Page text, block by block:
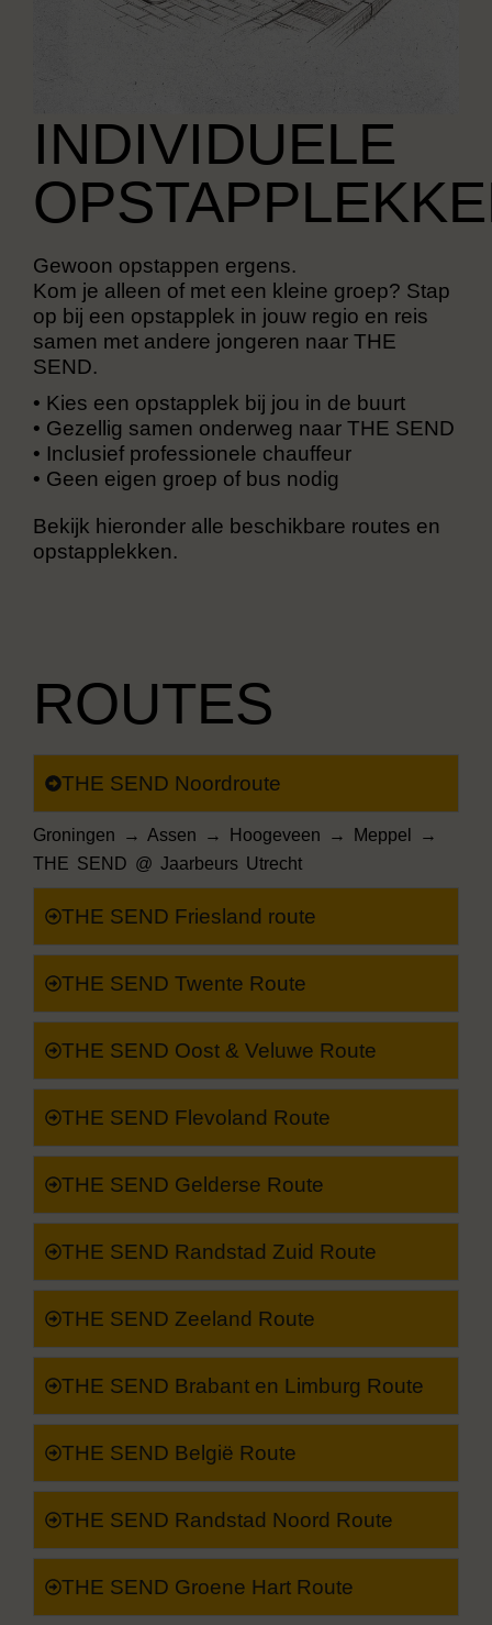
INDIVIDUELE
Gewoon opstappen ergens.
Kom je alleen of met een kleine groep? Stap
op bij een opstapplek in jouw regio en reis
samen met andere jongeren naar THE
SEND.
• Kies een opstapplek bij jou in de buurt
• Gezellig samen onderweg naar THE SEND
• Inclusief professionele chauffeur
• Geen eigen groep of bus nodig
Bekijk hieronder alle beschikbare routes en
opstapplekken.
ROUTES
THE SEND Noordroute
Groningen → Assen → Hoogeveen → Meppel →
THE SEND @ Jaarbeurs Utrecht
THE SEND Friesland route
THE SEND Twente Route
THE SEND Oost & Veluwe Route
THE SEND Flevoland Route
THE SEND Gelderse Route
THE SEND Randstad Zuid Route
THE SEND Zeeland Route
THE SEND Brabant en Limburg Route
THE SEND België Route
THE SEND Randstad Noord Route
THE SEND Groene Hart Route